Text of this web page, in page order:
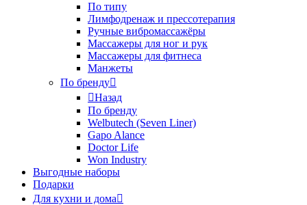
По типу
Лимфодренаж и прессотерапия
Ручные вибромассажёры
Массажеры для ног и рук
Массажеры для фитнеса
Манжеты
По бренду
Назад
По бренду
Welbutech (Seven Liner)
Gapo Alance
Doctor Life
Won Industry
Выгодные наборы
Подарки
Для кухни и дома